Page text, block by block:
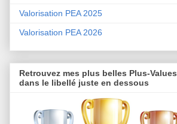
Valorisation PEA 2025
Valorisation PEA 2026
Retrouvez mes plus belles Plus-Values
dans le libellé juste en dessous